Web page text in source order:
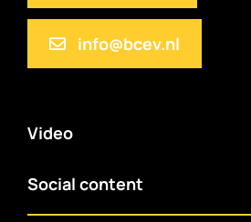
info@bcev.nl
Video
Social content